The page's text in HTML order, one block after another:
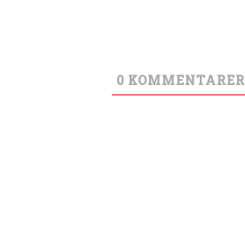
0KOMMENTARER